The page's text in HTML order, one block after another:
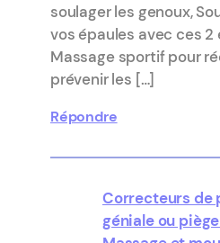
soulager les genoux,
vos épaules avec ces 2
Massage sportif pour
prévenir les […]
Répondre
Correcteurs de
géniale ou